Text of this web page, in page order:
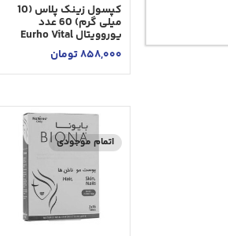
کپسول زینک پلاس (10
میلی گرم) 60 عدد
یوروویتال Eurho Vital
858,000تومان
اتمام موجودی